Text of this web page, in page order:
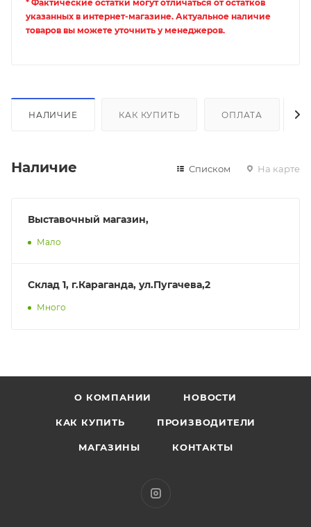
* Фактические остатки могут отличаться от остатков
указанных в интернет-магазине. Актуальное наличие
товаров вы можете уточнить у менеджеров.
НАЛИЧИЕ КАК КУПИТЬ ОПЛАТА
Наличие Списком На карте
Выставочный магазин,
Мало
Склад 1, г.Караганда, ул.Пугачева,2
Много
О КОМПАНИИ НОВОСТИ
КАК КУПИТЬ ПРОИЗВОДИТЕЛИ
МАГАЗИНЫ КОНТАКТЫ